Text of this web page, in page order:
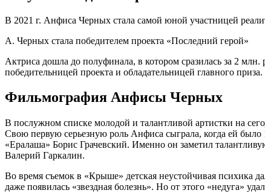
В 2021 г. Анфиса Черных стала самой юной участницей
А. Черных стала победителем проекта «Последний герой»
Актриса дошла до полуфинала, в котором сразилась за 2
победительницей проекта и обладательницей главного приза.
Фильмография Анфисы Черных
В послужном списке молодой и талантливой артистки на
Свою первую серьезную роль Анфиса сыграла, когда ей
«Ералаша» Борис Грачевский. Именно он заметил
Валерий Гаркалин.
Во время съемок в «Крыше» детская неустойчивая психика
даже появилась «звездная болезнь». Но от этого «недуга»